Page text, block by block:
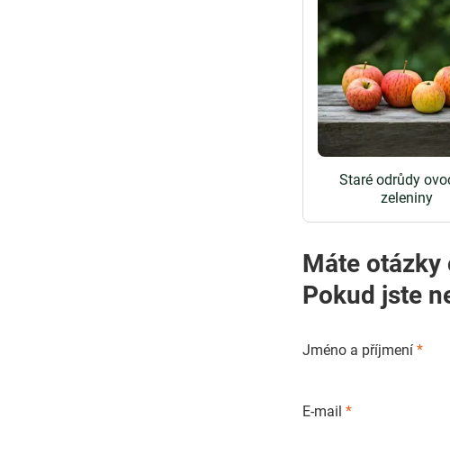
Staré odrůdy
zeleniny
Máte otázky
Pokud jste
Jméno a příjmení*
E-mail*